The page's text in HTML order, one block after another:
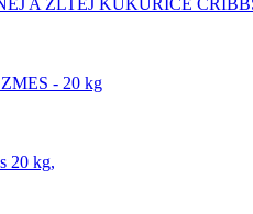
- 20 kg
20 kg,